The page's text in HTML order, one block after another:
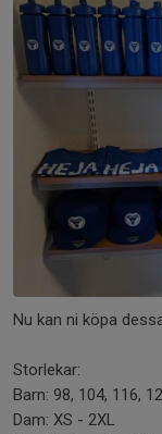
Nu kan ni köpa
Storlekar:
Barn: 98, 104, 116,
Dam: XS - 2XL